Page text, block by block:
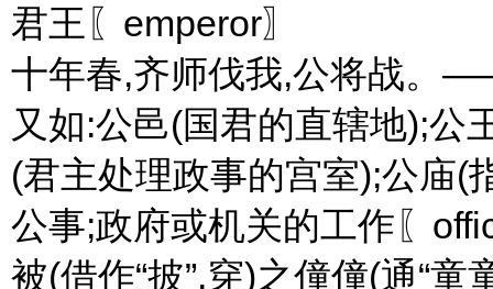
君王〖emperor〗
十年春,齐师伐我,公将战。
又如:公邑(国君的直辖地);公
(君主处理政事的宫室);公庙(
公事;政府或机关的工作〖
被(借作“披”,穿)之僮僮(通“